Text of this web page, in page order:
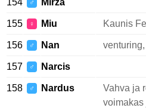
154 ♂ Mirza
155 ♀ Miu Kaunis
156 ♂ Nan
157 ♂ Narcis
158 ♂ Nardus
Vahva ja
voimakas